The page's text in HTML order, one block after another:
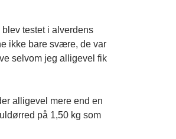
blev testet i alverdens
ikke bare svære, de var
selvom jeg alligevel fik
alligevel mere end en
på 1,50 kg som